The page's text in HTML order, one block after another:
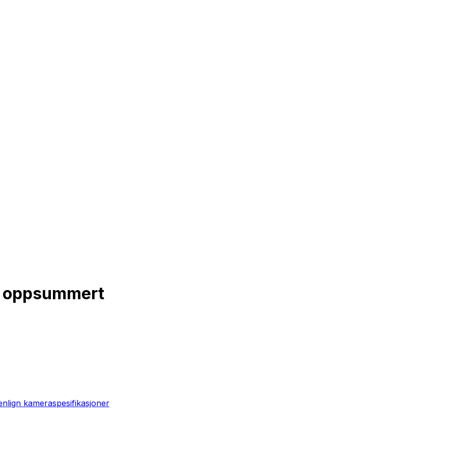
kameraspesifikasjoner